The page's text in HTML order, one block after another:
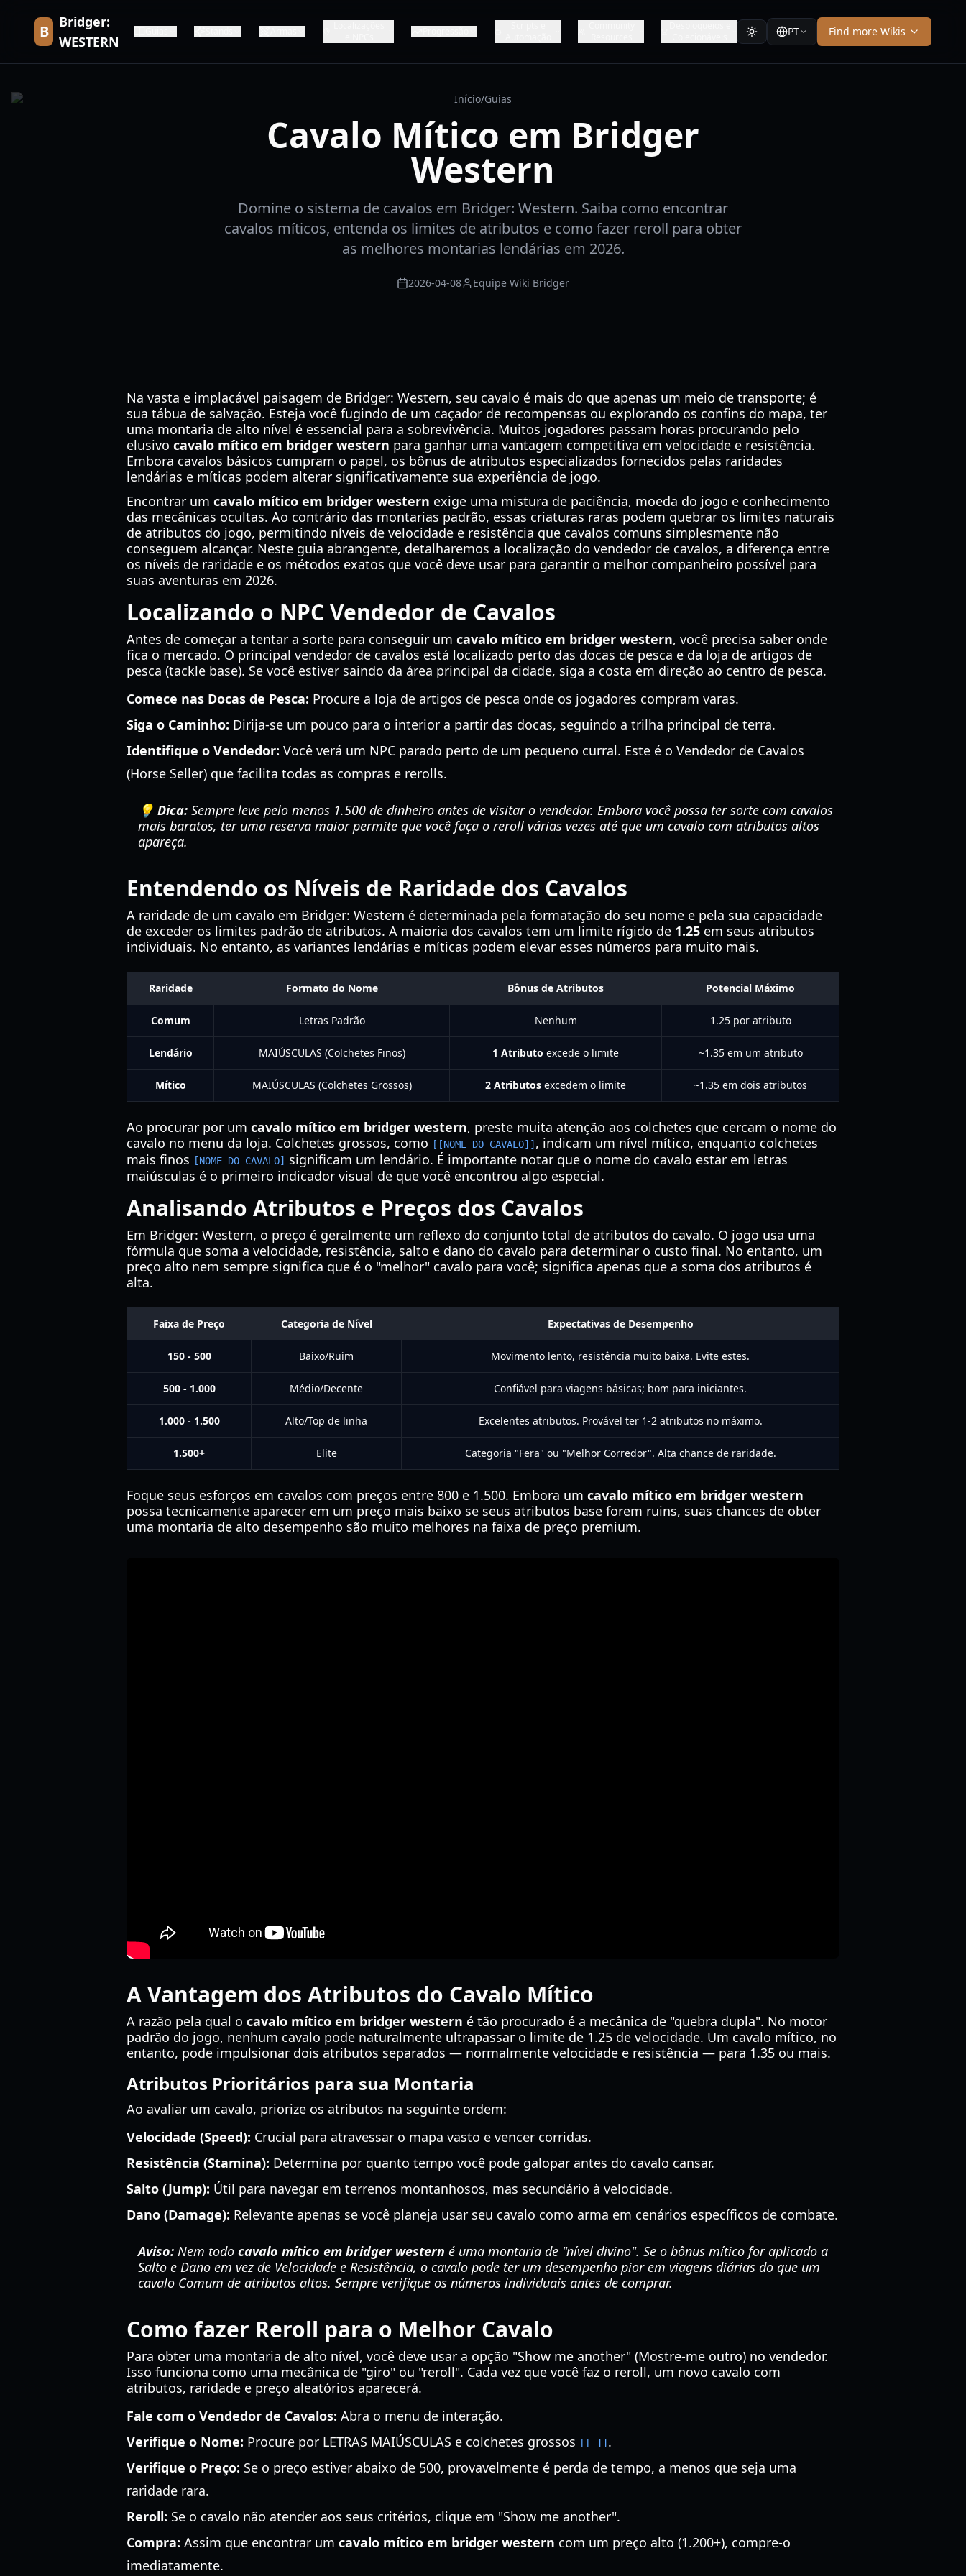
B
Bridger:
WESTERN
PT Find more Wikis
Início/Guias
Cavalo Mítico em Bridger
Western
Domine o sistema de cavalos em Bridger: Western. Saiba como encontrar
cavalos míticos, entenda os limites de atributos e como fazer reroll para obter
as melhores montarias lendárias em 2026.
2026-04-08 Equipe Wiki Bridger
Na vasta e implacável paisagem de Bridger: Western, seu cavalo é mais do que apenas um meio de transporte; é
sua tábua de salvação. Esteja você fugindo de um caçador de recompensas ou explorando os confins do mapa, ter
uma montaria de alto nível é essencial para a sobrevivência. Muitos jogadores passam horas procurando pelo
elusivo cavalo mítico em bridger western para ganhar uma vantagem competitiva em velocidade e resistência.
Embora cavalos básicos cumpram o papel, os bônus de atributos especializados fornecidos pelas raridades
lendárias e míticas podem alterar significativamente sua experiência de jogo.
Encontrar um cavalo mítico em bridger western exige uma mistura de paciência, moeda do jogo e conhecimento
das mecânicas ocultas. Ao contrário das montarias padrão, essas criaturas raras podem quebrar os limites naturais
de atributos do jogo, permitindo níveis de velocidade e resistência que cavalos comuns simplesmente não
conseguem alcançar. Neste guia abrangente, detalharemos a localização do vendedor de cavalos, a diferença entre
os níveis de raridade e os métodos exatos que você deve usar para garantir o melhor companheiro possível para
suas aventuras em 2026.
Localizando o NPC Vendedor de Cavalos
Antes de começar a tentar a sorte para conseguir um cavalo mítico em bridger western, você precisa saber onde
fica o mercado. O principal vendedor de cavalos está localizado perto das docas de pesca e da loja de artigos de
pesca (tackle base). Se você estiver saindo da área principal da cidade, siga a costa em direção ao centro de pesca.
Comece nas Docas de Pesca: Procure a loja de artigos de pesca onde os jogadores compram varas.
Siga o Caminho: Dirija-se um pouco para o interior a partir das docas, seguindo a trilha principal de terra.
Identifique o Vendedor: Você verá um NPC parado perto de um pequeno curral. Este é o Vendedor de Cavalos
(Horse Seller) que facilita todas as compras e rerolls.
💡 Dica: Sempre leve pelo menos 1.500 de dinheiro antes de visitar o vendedor. Embora você possa ter sorte com cavalos
mais baratos, ter uma reserva maior permite que você faça o reroll várias vezes até que um cavalo com atributos altos
apareça.
Entendendo os Níveis de Raridade dos Cavalos
A raridade de um cavalo em Bridger: Western é determinada pela formatação do seu nome e pela sua capacidade
de exceder os limites padrão de atributos. A maioria dos cavalos tem um limite rígido de 1.25 em seus atributos
individuais. No entanto, as variantes lendárias e míticas podem elevar esses números para muito mais.
Raridade Formato do Nome Bônus de Atributos Potencial Máximo
Comum Letras Padrão Nenhum 1.25 por atributo
Lendário MAIÚSCULAS (Colchetes Finos) 1 Atributo excede o limite ~1.35 em um atributo
Mítico MAIÚSCULAS (Colchetes Grossos) 2 Atributos excedem o limite ~1.35 em dois atributos
Ao procurar por um cavalo mítico em bridger western, preste muita atenção aos colchetes que cercam o nome do
cavalo no menu da loja. Colchetes grossos, como
[[NOME DO CAVALO]] , indicam um nível mítico, enquanto colchetes
mais finos
[NOME DO CAVALO]
significam um lendário. É importante notar que o nome do cavalo estar em letras
maiúsculas é o primeiro indicador visual de que você encontrou algo especial.
Analisando Atributos e Preços dos Cavalos
Em Bridger: Western, o preço é geralmente um reflexo do conjunto total de atributos do cavalo. O jogo usa uma
fórmula que soma a velocidade, resistência, salto e dano do cavalo para determinar o custo final. No entanto, um
preço alto nem sempre significa que é o "melhor" cavalo para você; significa apenas que a soma dos atributos é
alta.
Faixa de Preço Categoria de Nível Expectativas de Desempenho
150 - 500 Baixo/Ruim Movimento lento, resistência muito baixa. Evite estes.
500 - 1.000 Médio/Decente Confiável para viagens básicas; bom para iniciantes.
1.000 - 1.500 Alto/Top de linha Excelentes atributos. Provável ter 1-2 atributos no máximo.
1.500+ Elite Categoria "Fera" ou "Melhor Corredor". Alta chance de raridade.
Foque seus esforços em cavalos com preços entre 800 e 1.500. Embora um cavalo mítico em bridger western
possa tecnicamente aparecer em um preço mais baixo se seus atributos base forem ruins, suas chances de obter
uma montaria de alto desempenho são muito melhores na faixa de preço premium.
A Vantagem dos Atributos do Cavalo Mítico
A razão pela qual o cavalo mítico em bridger western é tão procurado é a mecânica de "quebra dupla". No motor
padrão do jogo, nenhum cavalo pode naturalmente ultrapassar o limite de 1.25 de velocidade. Um cavalo mítico, no
entanto, pode impulsionar dois atributos separados — normalmente velocidade e resistência — para 1.35 ou mais.
Atributos Prioritários para sua Montaria
Ao avaliar um cavalo, priorize os atributos na seguinte ordem:
Velocidade (Speed): Crucial para atravessar o mapa vasto e vencer corridas.
Resistência (Stamina): Determina por quanto tempo você pode galopar antes do cavalo cansar.
Salto (Jump): Útil para navegar em terrenos montanhosos, mas secundário à velocidade.
Dano (Damage): Relevante apenas se você planeja usar seu cavalo como arma em cenários específicos de combate.
Aviso: Nem todo cavalo mítico em bridger western é uma montaria de "nível divino". Se o bônus mítico for aplicado a
Salto e Dano em vez de Velocidade e Resistência, o cavalo pode ter um desempenho pior em viagens diárias do que um
cavalo Comum de atributos altos. Sempre verifique os números individuais antes de comprar.
Como fazer Reroll para o Melhor Cavalo
Para obter uma montaria de alto nível, você deve usar a opção "Show me another" (Mostre-me outro) no vendedor.
Isso funciona como uma mecânica de "giro" ou "reroll". Cada vez que você faz o reroll, um novo cavalo com
atributos, raridade e preço aleatórios aparecerá.
Fale com o Vendedor de Cavalos: Abra o menu de interação.
Verifique o Nome: Procure por LETRAS MAIÚSCULAS e colchetes grossos [[ ]] .
Verifique o Preço: Se o preço estiver abaixo de 500, provavelmente é perda de tempo, a menos que seja uma
raridade rara.
Reroll: Se o cavalo não atender aos seus critérios, clique em "Show me another".
Compra: Assim que encontrar um cavalo mítico em bridger western com um preço alto (1.200+), compre-o
imediatamente.